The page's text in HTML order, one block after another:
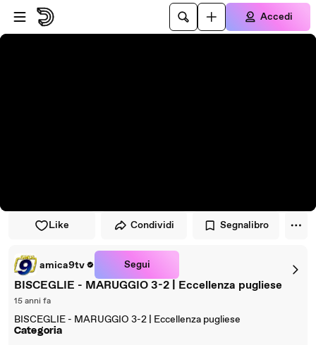
Vai al lettore
Passa al contenuto principale
Accedi
Like Condividi Segnalibro
amica9tv Segui
BISCEGLIE - MARUGGIO 3-2 | Eccellenza pugliese
15 anni fa
BISCEGLIE - MARUGGIO 3-2 | Eccellenza pugliese
Categoria